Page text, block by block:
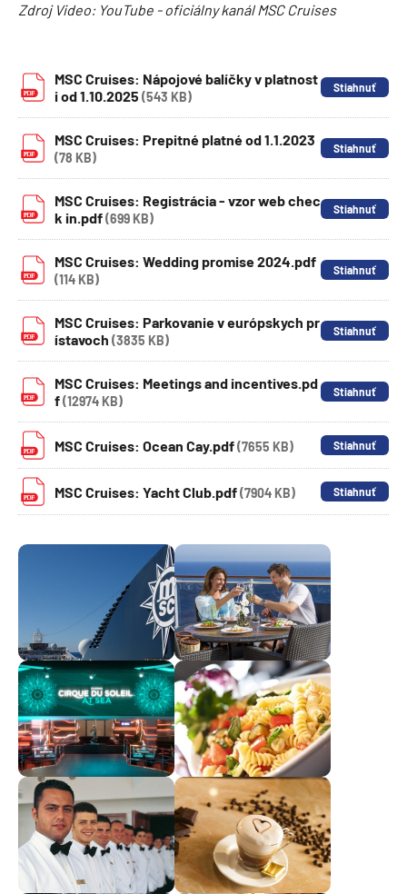
Zdroj Video: YouTube - oficiálny kanál MSC Cruises
MSC Cruises: Nápojové balíčky v platnost
i od 1.10.2025 (543 KB)
MSC Cruises: Prepitné platné od 1.1.2023
(78 KB)
MSC Cruises: Registrácia - vzor web chec
k in.pdf(699 KB)
MSC Cruises: Wedding promise 2024.pdf
(114 KB)
MSC Cruises: Parkovanie v európskych pr
ístavoch (3835 KB)
MSC Cruises: Meetings and incentives.pd
f(12974 KB)
MSC Cruises: Ocean Cay.pdf(7655 KB)
MSC Cruises: Yacht Club.pdf(7904 KB)